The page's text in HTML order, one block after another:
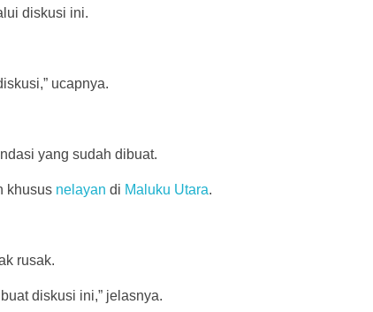
diskusi ini.
ucapnya.
yang sudah dibuat.
khusus nelayan di Maluku Utara.
rusak.
diskusi ini,” jelasnya.